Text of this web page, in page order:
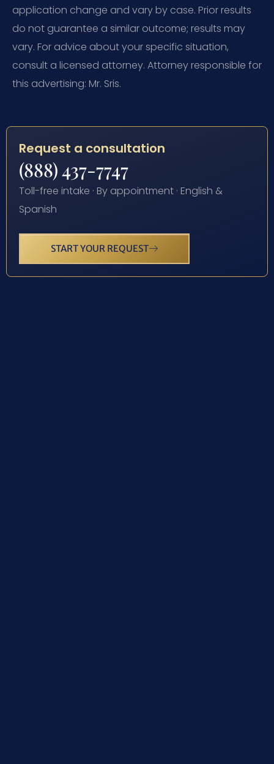
application change and vary by case. Prior results
do not guarantee a similar outcome; results may
vary. For advice about your specific situation,
consult a licensed attorney. Attorney responsible for
this advertising: Mr. Sris.
Request a consultation
(888) 437-7747
Toll-free intake · By appointment · English &
Spanish
START YOUR REQUEST